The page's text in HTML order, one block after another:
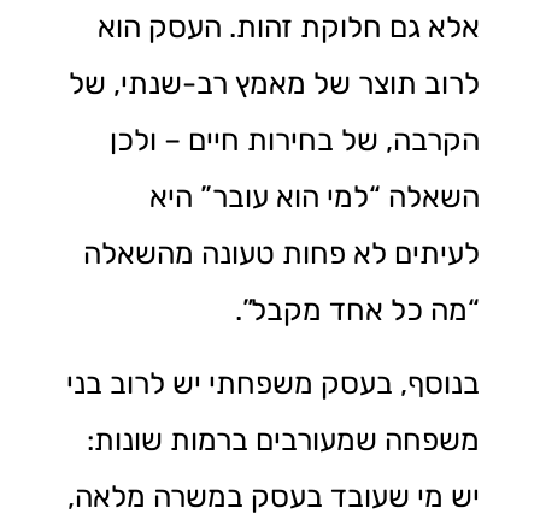
אלא גם חלוקת זהות. העסק הוא
לרוב תוצר של מאמץ רב-שנתי, של
הקרבה, של בחירות חיים – ולכן
השאלה “למי הוא עובר” היא
לעיתים לא פחות טעונה מהשאלה
“מה כל אחד מקבל”.
בנוסף, בעסק משפחתי יש לרוב בני
משפחה שמעורבים ברמות שונות:
יש מי שעובד בעסק במשרה מלאה,